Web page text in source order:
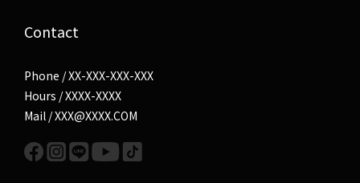
Contact
Phone / XX-XXX-XXX-XXX
Hours / XXXX-XXXX
Mail / XXX@XXXX.COM